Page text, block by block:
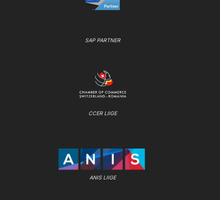
SAP PARTNER
CCER LIIGE
ANIS LIIGE